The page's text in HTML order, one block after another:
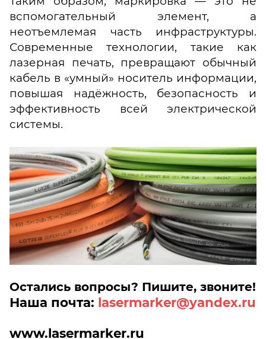
вспомогательный элемент, а
неотъемлемая часть инфраструктуры.
Современные технологии, такие как
лазерная печать, превращают обычный
кабель в «умный» носитель информации,
повышая надёжность, безопасность и
эффективность всей электрической
системы.
Остались вопросы? Пишите, звоните!
Наша почта: lasermarker@yandex.ru
www.lasermarker.ru